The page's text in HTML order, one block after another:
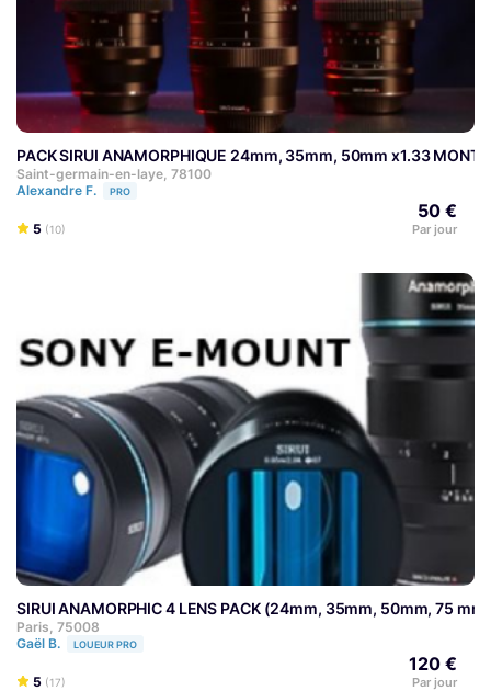
PACK SIRUI ANAMORPHIQUE 24mm, 35mm, 50mm x1.33
Saint-germain-en-laye, 78100
Alexandre F.
PRO
5 (10)
50 €
Par jour
SIRUI ANAMORPHIC 4 LENS PACK (24mm, 35mm, 50mm, 75
Paris, 75008
Gaël B.
LOUEUR PRO
5 (17)
120 €
Par jour